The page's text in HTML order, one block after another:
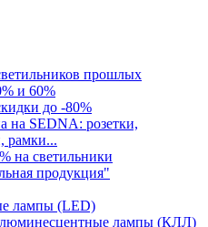
прошлых
и 60%
до -80%
на SEDNA: розетки,
рамки...
на светильники
продукция"
лампы (LED)
лампы (КЛЛ)